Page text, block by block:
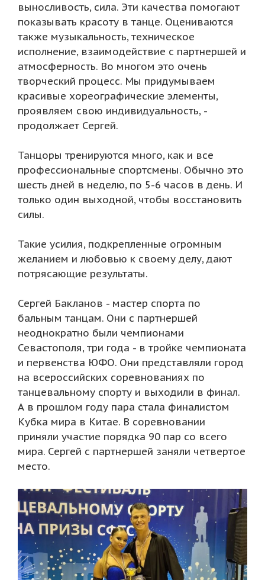
выносливость, сила. Эти качества помогают
показывать красоту в танце. Оцениваются
также музыкальность, техническое
исполнение, взаимодействие с партнершей и
атмосферность. Во многом это очень
творческий процесс. Мы придумываем
красивые хореографические элементы,
проявляем свою индивидуальность, -
продолжает Сергей.
Танцоры тренируются много, как и все
профессиональные спортсмены. Обычно это
шесть дней в неделю, по 5-6 часов в день. И
только один выходной, чтобы восстановить
силы.
Такие усилия, подкрепленные огромным
желанием и любовью к своему делу, дают
потрясающие результаты.
Сергей Бакланов - мастер спорта по
бальным танцам. Они с партнершей
неоднократно были чемпионами
Севастополя, три года - в тройке чемпионата
и первенства ЮФО. Они представляли город
на всероссийских соревнованиях по
танцевальному спорту и выходили в финал.
А в прошлом году пара стала финалистом
Кубка мира в Китае. В соревновании
приняли участие порядка 90 пар со всего
мира. Сергей с партнершей заняли четвертое
место.